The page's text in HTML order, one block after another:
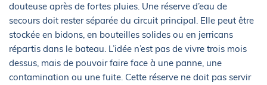
douteuse après de fortes pluies. Une réserve d’eau de
secours doit rester séparée du circuit principal. Elle peut être
stockée en bidons, en bouteilles solides ou en jerricans
répartis dans le bateau. L’idée n’est pas de vivre trois mois
dessus, mais de pouvoir faire face à une panne, une
contamination ou une fuite. Cette réserve ne doit pas servir